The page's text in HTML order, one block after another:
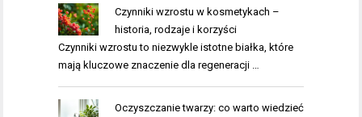
Czynniki wzrostu w kosmetykach –
historia, rodzaje i korzyści
Czynniki wzrostu to niezwykle istotne białka, które
mają kluczowe znaczenie dla regeneracji …
Oczyszczanie twarzy: co warto wiedzieć